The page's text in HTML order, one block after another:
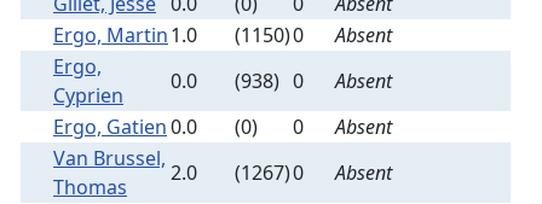
Ergo, Martin1.0 (1150)0
Absent
Ergo,
Cyprien
0.0 (938) 0
Absent
Ergo, Gatien0.0 (0) 0
Absent
Van Brussel,
Thomas
2.0 (1267)0
Absent